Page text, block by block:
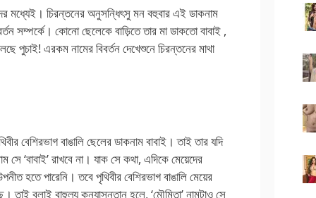
মধ্যেই। চিরন্তনের অনুসন্ধিৎসু মন বহুবার এই ডাকনাম
সম্পর্কে। কোনো ছেলেকে বাড়িতে তার মা ডাকতো বাবাই ,
পুচাই! এরকম নামের বিবর্তন দেখেশুনে চিরন্তনের মাথা
বেশিরভাগ বাঙালি ছেলের ডাকনাম বাবাই। তাই তার যদি
‘বাবাই’ রাখবে না। যাক সে কথা, এদিকে মেয়েদের
হতে পারেনি। তবে পৃথিবীর বেশিরভাগ বাঙালি মেয়ের
তাই বলাই বাহুল্য কন্যাসন্তান হলে, ‘মৌমিতা’ নামটাও সে